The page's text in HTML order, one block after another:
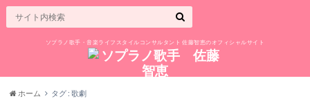
ソプラノ歌手・音楽ライフスタイルコンサルタント 佐藤智恵のオフィシャルサイト
ホーム タグ : 歌劇